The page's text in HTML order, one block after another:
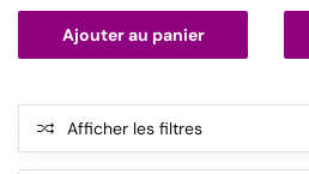
Ajouter au panier
Afficher les filtres